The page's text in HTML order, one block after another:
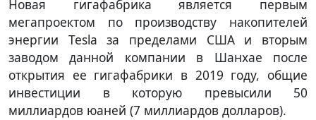
Новая гигафабрика является первым
мегапроектом по производству накопителей
энергии Tesla за пределами США и вторым
заводом данной компании в Шанхае после
открытия ее гигафабрики в 2019 году, общие
инвестиции в которую превысили 50
миллиардов юаней (7 миллиардов долларов).